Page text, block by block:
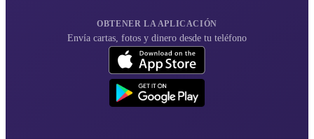
OBTENER LA APLICACIÓN
Envía cartas, fotos y dinero desde tu teléfono